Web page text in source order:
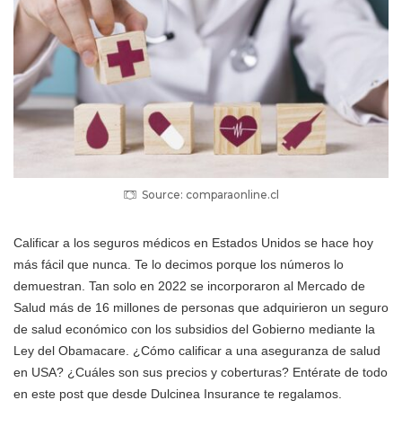
Source: comparaonline.cl
Calificar a los seguros médicos en Estados Unidos se hace hoy
más fácil que nunca. Te lo decimos porque los números lo
demuestran. Tan solo en 2022 se incorporaron al Mercado de
Salud más de 16 millones de personas que adquirieron un seguro
de salud económico con los subsidios del Gobierno mediante la
Ley del Obamacare. ¿Cómo calificar a una aseguranza de salud
en USA? ¿Cuáles son sus precios y coberturas? Entérate de todo
en este post que desde Dulcinea Insurance te regalamos.